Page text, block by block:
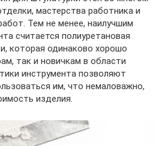
мастерства работника и
Тем не менее, наилучшим
считается полиуретановая
которая одинаково хорошо
так и новичкам в области
инструмента позволяют
им, что немаловажно,
изделия.